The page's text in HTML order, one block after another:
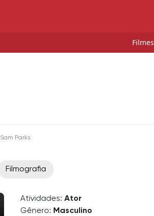
Filmes
Sam Parks
Filmografia
Atividades: Ator
Gênero: Masculino